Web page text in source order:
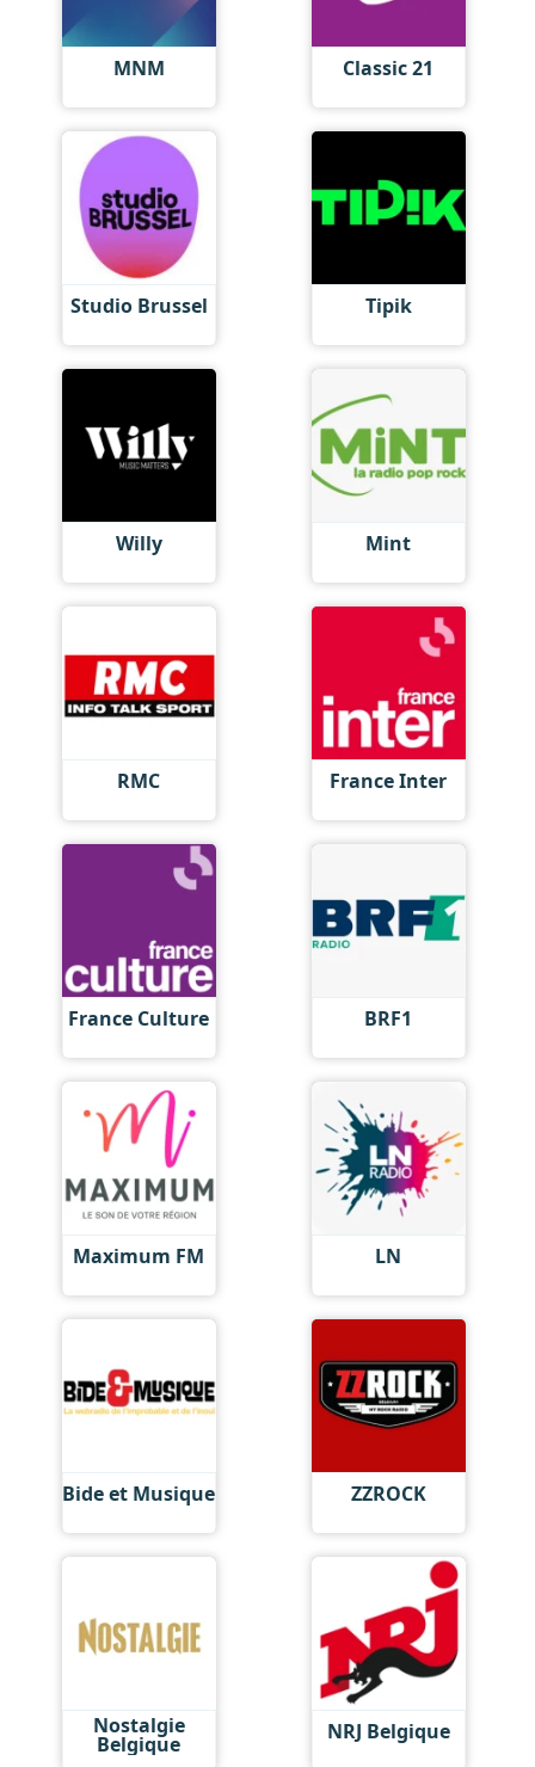
MNM Classic 21
Studio Brussel Tipik
Willy Mint
RMC France Inter
France Culture BRF1
Maximum FM LN
Bide et Musique ZZROCK
Nostalgie
Belgique NRJ Belgique